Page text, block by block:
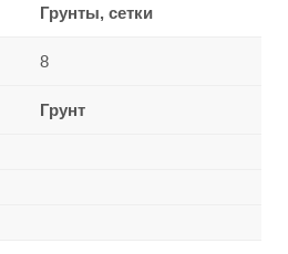
Грунты, сетки
8
Грунт